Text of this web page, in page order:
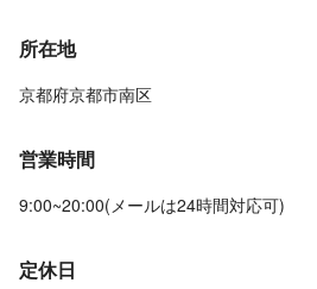
所在地
京都府京都市南区
営業時間
9:00~20:00(メールは24時間対応可)
定休日